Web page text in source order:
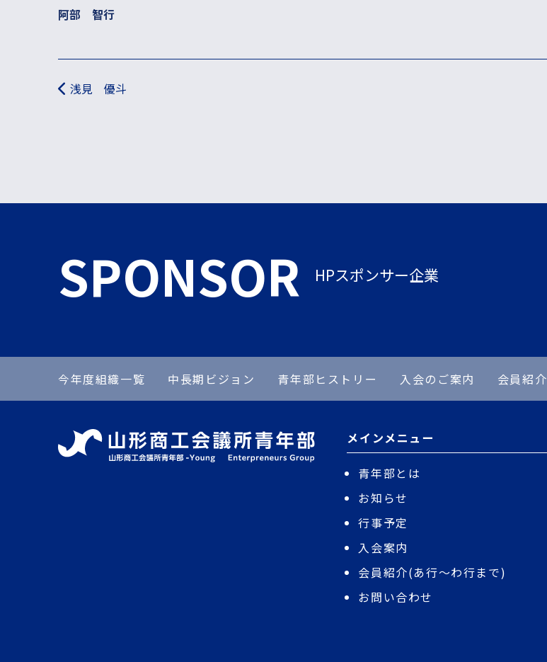
阿部 智行
投稿ナビゲーション
浅見 優斗
SPONSOR HPスポンサー企業
今年度組織一覧 中長期ビジョン 青年部ヒストリー 入会のご案内 会員紹介
メインメニュー
青年部とは
お知らせ
行事予定
入会案内
会員紹介(あ行〜わ行まで)
お問い合わせ